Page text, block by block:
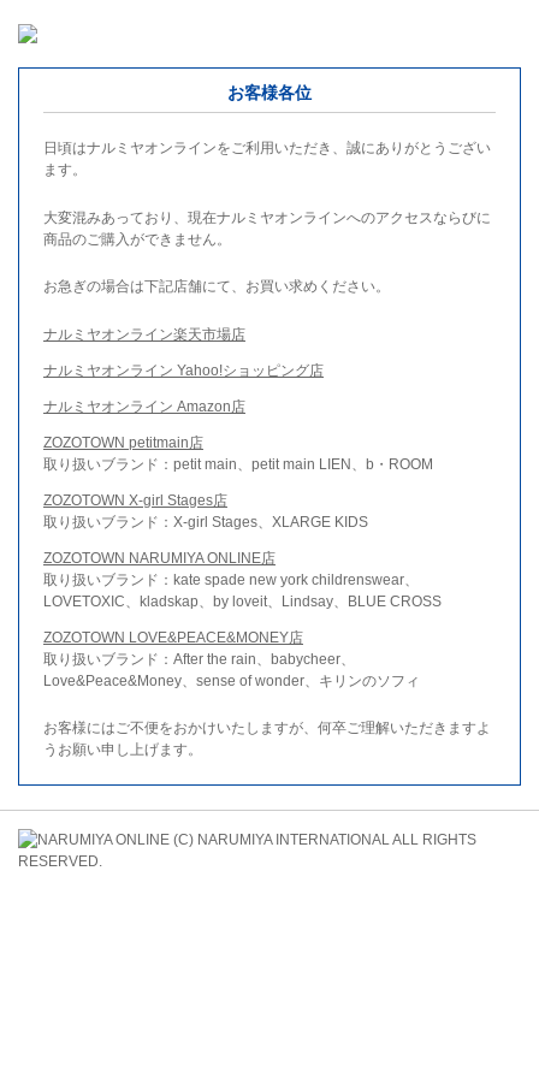
お客様各位
日頃はナルミヤオンラインをご利用いただき、誠にありがとうござい
ます。
大変混みあっており、現在ナルミヤオンラインへのアクセスならびに
商品のご購入ができません。
お急ぎの場合は下記店舗にて、お買い求めください。
ナルミヤオンライン楽天市場店
ナルミヤオンライン Yahoo!ショッピング店
ナルミヤオンライン Amazon店
ZOZOTOWN petitmain店
取り扱いブランド：petit main、petit main LIEN、b・ROOM
ZOZOTOWN X-girl Stages店
取り扱いブランド：X-girl Stages、XLARGE KIDS
ZOZOTOWN NARUMIYA ONLINE店
取り扱いブランド：kate spade new york childrenswear、
LOVETOXIC、kladskap、by loveit、Lindsay、BLUE CROSS
ZOZOTOWN LOVE&PEACE&MONEY店
取り扱いブランド：After the rain、babycheer、
Love&Peace&Money、sense of wonder、キリンのソフィ
お客様にはご不便をおかけいたしますが、何卒ご理解いただきますよ
うお願い申し上げます。